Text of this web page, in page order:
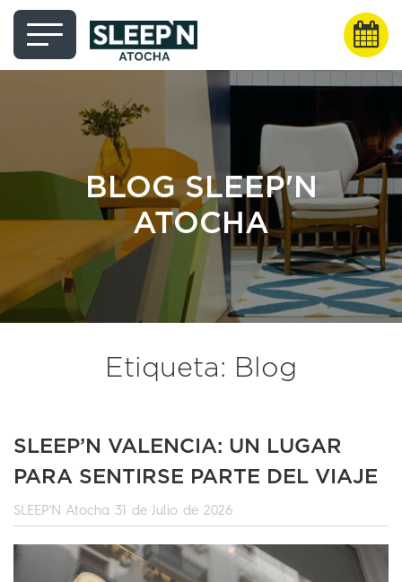
BLOG SLEEP'N
ATOCHA
Etiqueta: Blog
SLEEP’N VALENCIA: UN LUGAR
PARA SENTIRSE PARTE DEL VIAJE
SLEEP'N Atocha 31 de Julio de 2026